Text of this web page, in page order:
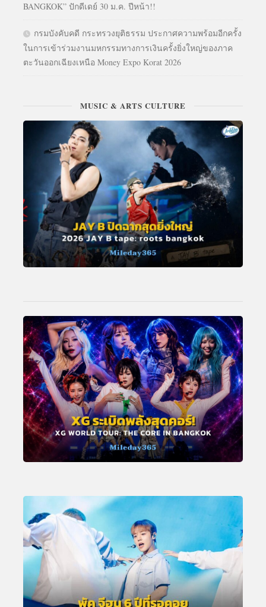
BANGKOK” ปักดีเดย์ 30 ม.ค. ปีหน้า!!
กรมบังคับคดี กระทรวงยุติธรรม ประกาศความพร้อมอีกครั้ง
ในการเข้าร่วมงานมหกรรมทางการเงินครั้งยิ่งใหญ่ของภาค
ตะวันออกเฉียงเหนือ Money Expo Korat 2026
MUSIC & ARTS CULTURE